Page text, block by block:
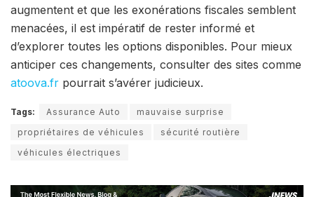
augmentent et que les exonérations fiscales semblent
menacées, il est impératif de rester informé et
d’explorer toutes les options disponibles. Pour mieux
anticiper ces changements, consulter des sites comme
atoova.fr pourrait s’avérer judicieux.
Tags: Assurance Auto
mauvaise surprise
propriétaires de véhicules
sécurité routière
véhicules électriques